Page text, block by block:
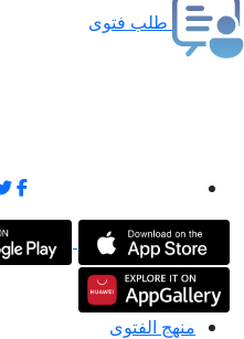
طلب فتوى
منهج الفتوى